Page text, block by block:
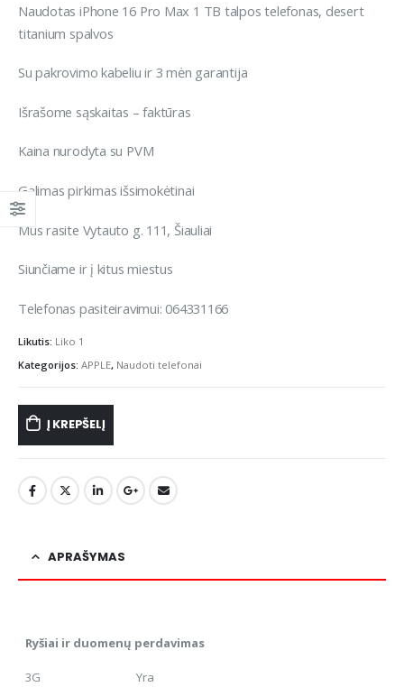
Naudotas iPhone 16 Pro Max 1 TB talpos telefonas, desert
titanium spalvos
Su pakrovimo kabeliu ir 3 mėn garantija
Išrašome sąskaitas – faktūras
Kaina nurodyta su PVM
Galimas pirkimas išsimokėtinai
Mus rasite Vytauto g. 111, Šiauliai
Siunčiame ir į kitus miestus
Telefonas pasiteiravimui: 064331166
Likutis: Liko 1
Kategorijos: APPLE, Naudoti telefonai
Į KREPŠELĮ
APRAŠYMAS
Ryšiai ir duomenų perdavimas
3G Yra